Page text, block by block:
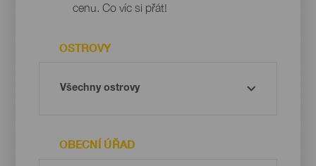
cenu. Co víc si přát!
OSTROVY
OBECNÍ ÚŘAD